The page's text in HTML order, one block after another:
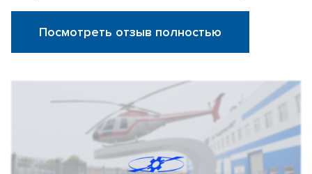
Посмотреть отзыв полностью